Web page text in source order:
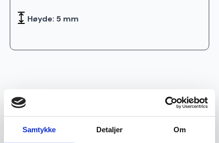
Samtykke Detaljer Om
Høyde: 5 mm
Relaterte produkter